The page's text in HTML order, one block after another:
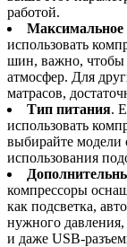
работой.
Максимальное
использовать
шин, важно, чтобы
атмосфер. Для
матрасов,
Тип питания.
использовать
выбирайте модели
использования
компрессоры
как подсветка,
нужного
и даже USB-